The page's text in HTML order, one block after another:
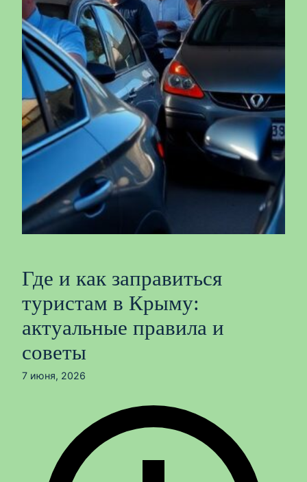
Где и как заправиться
туристам в Крыму:
актуальные правила и
советы
7 июня, 2026